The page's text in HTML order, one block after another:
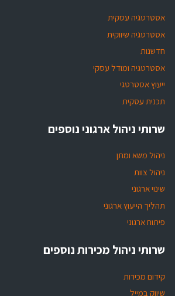
אסטרטגיה עסקית
אסטרטגיה שיווקית
חדשנות
אסטרטגיה ומודל עסקי
ייעוץ אסטרטגי
תכנית עסקית
שרותי ניהול ארגוני נוספים
ניהול משא ומתן
ניהול צוות
שינוי ארגוני
תהליך הייעוץ ארגוני
פיתוח ארגוני
שרותי ניהול מכירות נוספים
קידום מכירות
שיווק במייל